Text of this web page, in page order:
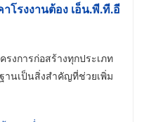
โรงงานต้อง เอ็น.พี.ที.อี
งการก่อสร้างทุกประเภท
านเป็นสิ่งสำคัญที่ช่วยเพิ่ม